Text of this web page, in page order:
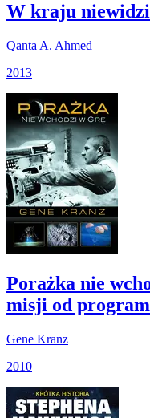
W kraju
Qanta A. Ahmed
2013
Porażka nie
misji od
Gene Kranz
2010